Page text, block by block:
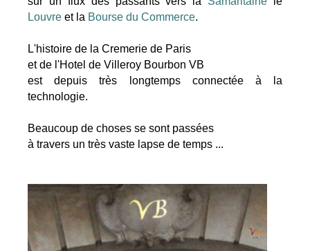
Louvre et la Bourse du Commerce.
L'histoire de la Cremerie de Paris
et de l'Hotel de Villeroy Bourbon VB
est depuis très longtemps connectée à la
technologie.
Beaucoup de choses se sont passées
à travers un très vaste lapse de temps ...